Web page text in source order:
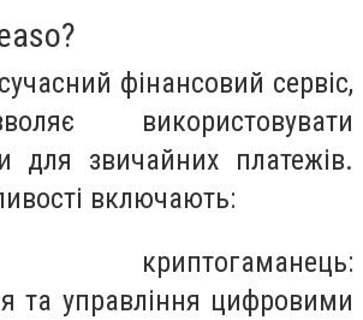
фінансовий сервіс,
використовувати
для звичайних платежів.
включають:
криптогаманець:
та управління цифровими